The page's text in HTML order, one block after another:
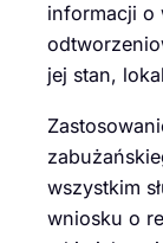
informacji o
jej stan,
wszystkim
wniosku o